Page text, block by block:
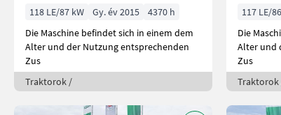
118 LE/87 kW Gy. év 2015
4370 h
Die Maschine befindet sich in einem dem
Alter und der Nutzung entsprechenden
Zus
Traktorok /
117 LE/
Die
Alter und
Zus